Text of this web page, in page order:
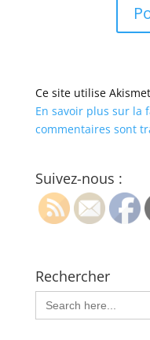
Ce site utilise
En savoir plus sur la
commentaires sont
Suivez-nous :
Rechercher
Search
for: